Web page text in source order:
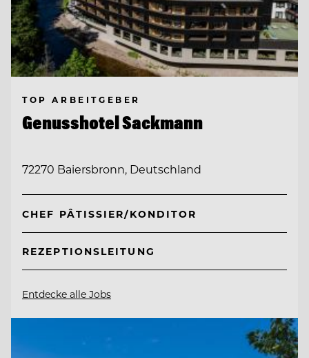
TOP ARBEITGEBER
Genusshotel Sackmann
72270 Baiersbronn, Deutschland
CHEF PÂTISSIER/KONDITOR
REZEPTIONSLEITUNG
Entdecke alle Jobs